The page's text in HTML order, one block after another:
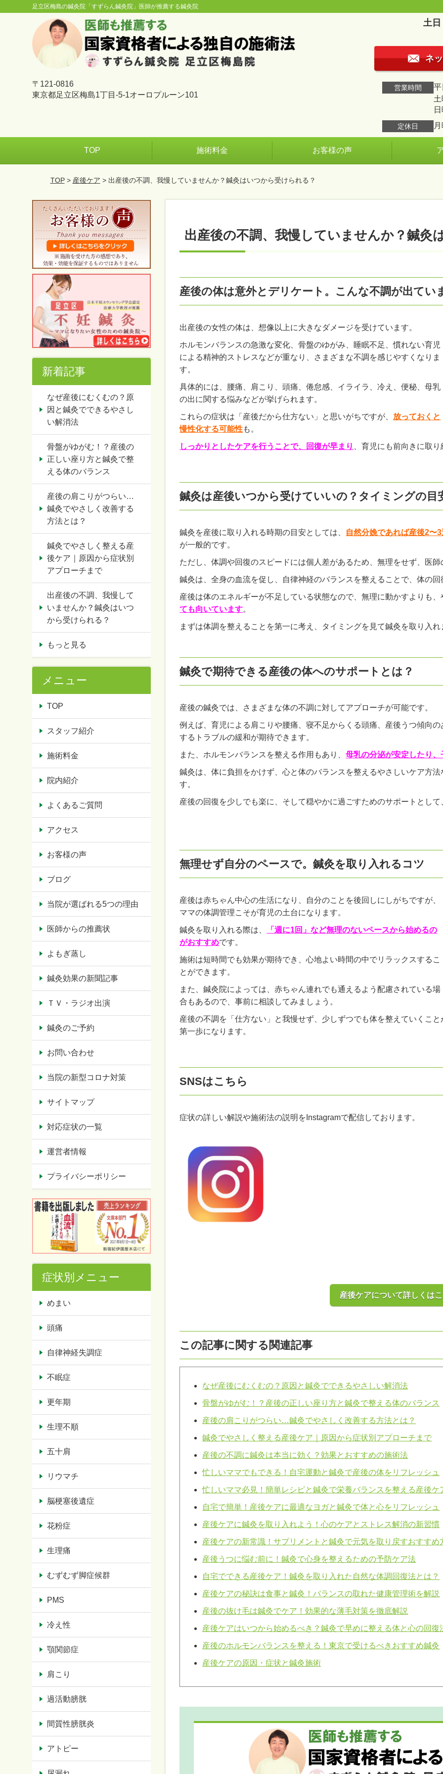
足立区梅島の鍼灸院「すずらん鍼灸院」医師が推薦する鍼灸院
〒121-0816
東京都足立区梅島1丁目-5-1オーロプルーン101
土日
ネ
営業時間
平
定休日
TOP 施術料金 お客様の声
TOP> 産後ケア > 出産後の不調、我慢していませんか？鍼灸はいつから受けられる？
出産後の不調、我慢していませんか？鍼灸
産後の体は意外とデリケート。こんな不調が出てい
出産後の女性の体は、想像以上に大きなダメージを受けています。
ホルモンバランスの急激な変化、骨盤のゆがみ、睡眠不足、慣れない育児
による精神的ストレスなどが重なり、さまざまな不調を感じやすくなりま
す。
具体的には、腰痛、肩こり、頭痛、倦怠感、イライラ、冷え、便秘、母乳
の出に関する悩みなどが挙げられます。
これらの症状は「産後だから仕方ない」と思いがちですが、 放っておくと
慢性化する可能性も。
しっかりとしたケアを行うことで、回復が早まり 、育児にも前向きに取
鍼灸は産後いつから受けていいの？タイミングの目
鍼灸を産後に取り入れる時期の目安としては、 自然分娩であれば産後2〜
が一般的です。
ただし、体調や回復のスピードには個人差があるため、無理をせず、医
鍼灸は、全身の血流を促し、自律神経のバランスを整えることで、体の
産後は体のエネルギーが不足している状態なので、無理に動かすよりも
ても向いています。
まずは体調を整えることを第一に考え、タイミングを見て鍼灸を取り入
鍼灸で期待できる産後の体へのサポートとは？
産後の鍼灸では、さまざまな体の不調に対してアプローチが可能です。
例えば、育児による肩こりや腰痛、寝不足からくる頭痛、産後うつ傾向
するトラブルの緩和が期待できます。
また、ホルモンバランスを整える作用もあり、母乳の分泌が安定したり
鍼灸は、体に負担をかけず、心と体のバランスを整えるやさしいケア方
す。
産後の回復を少しでも楽に、そして穏やかに過ごすためのサポートとし
無理せず自分のペースで。鍼灸を取り入れるコツ
産後は赤ちゃん中心の生活になり、自分のことを後回しにしがちですが、
ママの体調管理こそが育児の土台になります。
鍼灸を取り入れる際は、
「週に1回」など無理のないペースから始めるの
がおすすめです。
施術は短時間でも効果が期待でき、心地よい時間の中でリラックスするこ
とができます。
また、鍼灸院によっては、赤ちゃん連れでも通えるよう配慮されている場
合もあるので、事前に相談してみましょう。
産後の不調を「仕方ない」と我慢せず、少しずつでも体を整えていくこ
第一歩になります。
SNSはこちら
症状の詳しい解説や施術法の説明をInstagramで配信しております。
産後ケアについて詳しくは
この記事に関する関連記事
なぜ産後にむくむの？原因と鍼灸でできるやさしい解消法
骨盤がゆがむ！？産後の正しい座り方と鍼灸で整える体のバランス
産後の肩こりがつらい…鍼灸でやさしく改善する方法とは？
鍼灸でやさしく整える産後ケア｜原因から症状別アプローチまで
産後の不調に鍼灸は本当に効く？効果とおすすめの施術法
忙しいママでもできる！自宅運動と鍼灸で産後の体をリフレッシュ
忙しいママ必見！簡単レシピと鍼灸で栄養バランスを整える産後ケ
自宅で簡単！産後ケアに最適なヨガと鍼灸で体と心をリフレッシュ
産後ケアに鍼灸を取り入れよう！心のケアとストレス解消の新習慣
産後ケアの新常識！サプリメントと鍼灸で元気を取り戻すおすすめ
産後うつに悩む前に！鍼灸で心身を整えるための予防ケア法
自宅でできる産後ケア！鍼灸を取り入れた自然な体調回復法とは？
産後ケアの秘訣は食事と鍼灸！バランスの取れた健康管理術を解説
産後の抜け毛は鍼灸でケア！効果的な薄毛対策を徹底解説
産後ケアはいつから始めるべき？鍼灸で早めに整える体と心の回復
産後のホルモンバランスを整える！東京で受けるべきおすすめ鍼灸
産後ケアの原因・症状と鍼灸施術
新着記事
なぜ産後にむくむの？原
因と鍼灸でできるやさし
い解消法
骨盤がゆがむ！？産後の
正しい座り方と鍼灸で整
える体のバランス
産後の肩こりがつらい…
鍼灸でやさしく改善する
方法とは？
鍼灸でやさしく整える産
後ケア｜原因から症状別
アプローチまで
出産後の不調、我慢して
いませんか？鍼灸はいつ
から受けられる？
もっと見る
メニュー
TOP
スタッフ紹介
施術料金
院内紹介
よくあるご質問
アクセス
お客様の声
ブログ
当院が選ばれる5つの理由
医師からの推薦状
よもぎ蒸し
鍼灸効果の新聞記事
ＴＶ・ラジオ出演
鍼灸のご予約
お問い合わせ
当院の新型コロナ対策
サイトマップ
対応症状の一覧
運営者情報
プライバシーポリシー
症状別メニュー
めまい
頭痛
自律神経失調症
不眠症
更年期
生理不順
五十肩
リウマチ
脳梗塞後遺症
花粉症
生理痛
むずむず脚症候群
PMS
冷え性
顎関節症
肩こり
過活動膀胱
間質性膀胱炎
アトピー